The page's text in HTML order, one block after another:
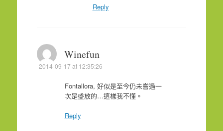
Reply
Winefun
2014-09-17 at 12:35:26
Fontallora, 好似是至今仍未嘗過一
次是盛放的…這樣我不懂。
Reply